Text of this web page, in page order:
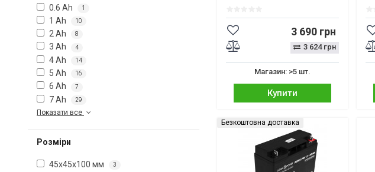
0.6 Ah 1
1 Ah 10
2 Ah 8
3 Ah 4
4 Ah 14
5 Ah 16
6 Ah 7
7 Ah 29
Показати все
Розміри
45x45x100 мм 3
3 690 грн
3 624 грн
Магазин: >5 шт.
Купити
Безкоштовна доставка